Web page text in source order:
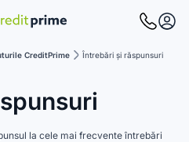
CreditPrime Întrebări și răspunsuri
la cele mai frecvente întrebări